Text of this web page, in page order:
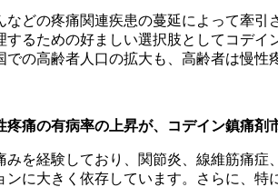
どの疼痛関連疾患の蔓延によって牽
るための好ましい選択肢としてコデ
の高齢者人口の拡大も、高齢者は慢
疼痛の有病率の上昇が、コデイン鎮痛剤
を経験しており、関節炎、線維筋痛
に大きく依存しています。さらに、